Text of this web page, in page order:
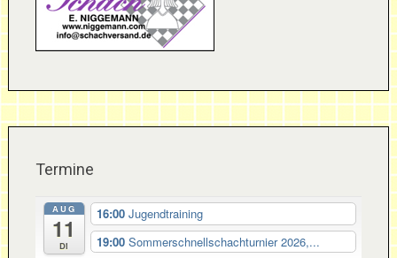
Termine
AUG
11
Di
16:00 Jugendtraining
19:00 Sommerschnellschachturnier 2026,...